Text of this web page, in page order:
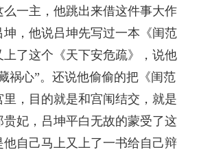
一主，他跳出来借这件事大作
，他说吕坤先写过一本《闺范
上了这个《天下安危疏》，说他
祸心”。还说他偷偷的把《闺范
里，目的就是和宫闱结交，就是
妃，吕坤平白无故的蒙受了这
自己马上又上了一书给自己辩